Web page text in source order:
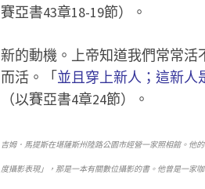
賽亞書43章18-19節）。
新的動機。上帝知道我們常常
而活。「並且穿上新人；這新
（以賽亞書4章24節）。
吉姆．馬提斯在堪薩斯州陸路公園市經營一家照相館。他
度攝影表現」，那是一本有關數位攝影的書。他曾是一家